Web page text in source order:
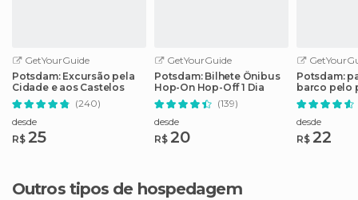
GetYourGuide
Potsdam: Excursão pela
Cidade e aos Castelos
(240)
desde
R$ 25
GetYourGuide
Potsdam: Bilhete Ônibus
Hop-On Hop-Off 1 Dia
(139)
desde
R$ 20
Potsdam:
barco pelo
desde
R$ 22
Outros tipos de hospedagem